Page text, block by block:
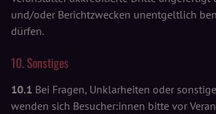
und/oder Berichtzwecken unentgeltlich
dürfen.
10. Sonstiges
10.1 Bei Fragen, Unklarheiten oder
wenden sich Besucher:innen bitte vor